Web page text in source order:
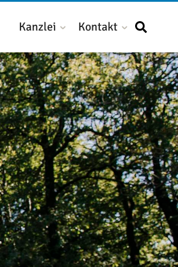
Kanzlei Kontakt